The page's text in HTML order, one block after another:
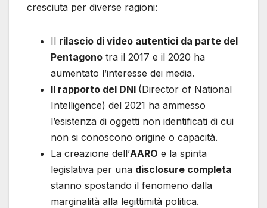
cresciuta per diverse ragioni:
Il rilascio di video autentici da parte del
Pentagono tra il 2017 e il 2020 ha
aumentato l’interesse dei media.
Il rapporto del DNI (Director of National
Intelligence) del 2021 ha ammesso
l’esistenza di oggetti non identificati di cui
non si conoscono origine o capacità.
La creazione dell’AARO e la spinta
legislativa per una disclosure completa
stanno spostando il fenomeno dalla
marginalità alla legittimità politica.